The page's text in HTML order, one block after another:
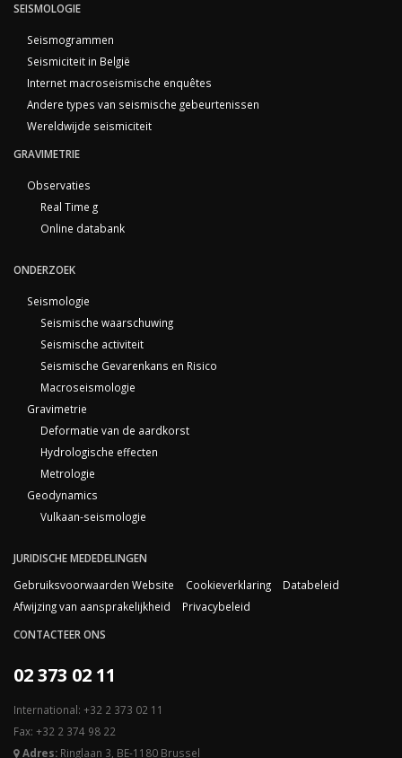
SEISMOLOGIE
Seismogrammen
Seismiciteit in België
Internet macroseismische enquêtes
Andere types van seismische gebeurtenissen
Wereldwijde seismiciteit
GRAVIMETRIE
Observaties
Real Time g
Online databank
ONDERZOEK
Seismologie
Seismische waarschuwing
Seismische activiteit
Seismische Gevarenkans en Risico
Macroseismologie
Gravimetrie
Deformatie van de aardkorst
Hydrologische effecten
Metrologie
Geodynamics
Vulkaan-seismologie
JURIDISCHE MEDEDELINGEN
Gebruiksvoorwaarden Website
Cookieverklaring
Databeleid
Afwijzing van aansprakelijkheid
Privacybeleid
CONTACTEER ONS
02 373 02 11
International: +32 2 373 02 11
Fax: +32 2 374 98 22
Adres: Ringlaan 3, BE-1180 Brussel